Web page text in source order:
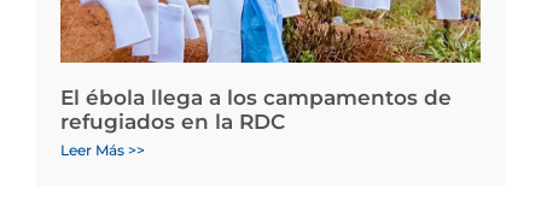
El ébola llega a los campamentos de
refugiados en la RDC
Leer Más >>